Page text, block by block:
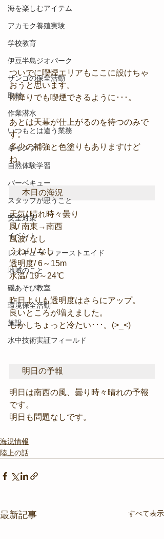
海を楽しむアイテム
アカモク養殖実験
学校教育
伊豆半島ジオパーク
サンゴの保全活動
取材
作業潜水
いつもとは違う業務
キャンプ
自然体験学習
バーベキュー
スタッフが思うこと
安全対策
イベント
レスキュー･ファーストエイド
地域のこと
磯あそび教室
環境保全活動
施設
水中技術実証フィールド
ついでに喫煙エリアもここに設けちゃ
おうと思います。
雨降りでも喫煙できるように･･･。
あとは天幕が仕上がるのを待つのみで
す。
多少の補強と色塗りもありますけど
ね。
本日の海況
天気/ 晴れ時々曇り
風/ 南東→南西
風波/ なし
うねり/ なし
透明度/ 6～15m
水温/ 19～24℃
昨日よりも透明度はさらにアップ。
良いところが増えました。
しかしちょっと冷たい･･･。(>_<)
明日の予報
明日は南西の風、曇り時々晴れの予報
です。
明日も問題なしです。
海況情報
陸上の話
最新記事 すべて表示